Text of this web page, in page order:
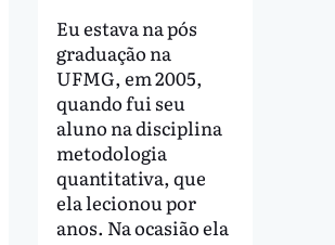
Eu estava na pós
graduação na
UFMG, em 2005,
quando fui seu
aluno na disciplina
metodologia
quantitativa, que
ela lecionou por
anos. Na ocasião ela